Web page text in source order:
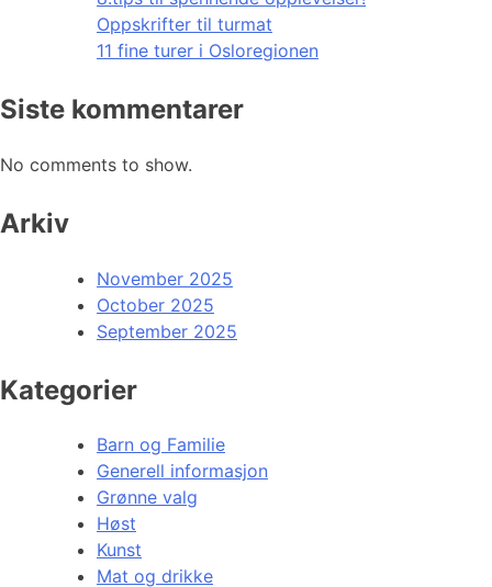
Oppskrifter til turmat
11 fine turer i Osloregionen
Siste kommentarer
No comments to show.
Arkiv
November 2025
October 2025
September 2025
Kategorier
Barn og Familie
Generell informasjon
Grønne valg
Høst
Kunst
Mat og drikke